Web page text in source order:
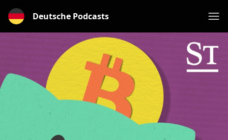
Deutsche Podcasts